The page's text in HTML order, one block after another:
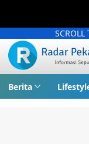
Berita